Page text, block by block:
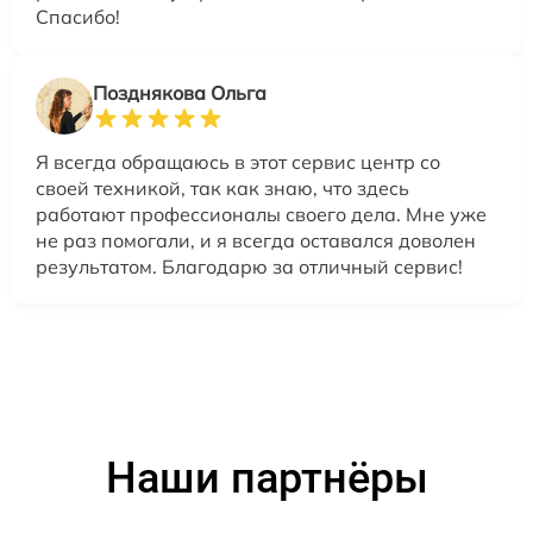
Спасибо!
Позднякова Ольга
Я всегда обращаюсь в этот сервис центр со
своей техникой, так как знаю, что здесь
работают профессионалы своего дела. Мне уже
не раз помогали, и я всегда оставался доволен
результатом. Благодарю за отличный сервис!
Наши партнёры